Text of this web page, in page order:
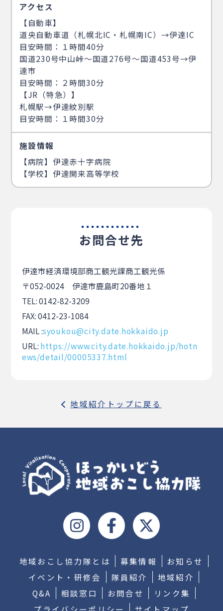
アクセス
【自動車】
道央自動車道（札幌北IC・札幌南IC）→伊達IC
目安時間：１時間40分
国道230号中山峠～国道276号～国道453号→伊
達市
目安時間：２時間30分
【JR（特急）】
札幌駅→伊達紋別駅
目安時間：１時間30分
施設情報
【病院】伊達赤十字病院
【学校】伊達開来高等学校
お問合せ先
伊達市経済環境部商工観光課商工観光係
〒052-0024 伊達市鹿島町20番地１
TEL: 0142-82-3209
FAX: 0412-23-1084
MAIL :syoukou@city.date.hokkaido.jp
URL: https://www.city.date.hokkaido.jp/hotn
ews/detail/00005337.html
地域紹介トップに戻る
地域おこし協力隊とは 募集情報
お知らせ
イベント・研修会
隊員紹介
地域紹介
Q&A
相談窓口 お問合せ
リンク集